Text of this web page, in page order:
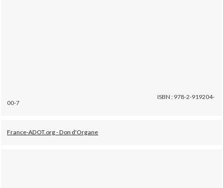
ISBN : 978-2-919204-
00-7
France-ADOT.org - Don d'Organe